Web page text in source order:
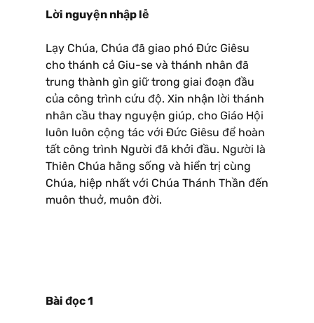
Lời nguyện nhập lễ
Lạy Chúa, Chúa đã giao phó Ðức Giêsu
cho thánh cả Giu-se và thánh nhân đã
trung thành gìn giữ trong giai đoạn đầu
của công trình cứu độ. Xin nhận lời thánh
nhân cầu thay nguyện giúp, cho Giáo Hội
luôn luôn cộng tác với Ðức Giêsu để hoàn
tất công trình Người đã khởi đầu. Người là
Thiên Chúa hằng sống và hiển trị cùng
Chúa, hiệp nhất với Chúa Thánh Thần đến
muôn thuở, muôn đời.
Bài đọc 1